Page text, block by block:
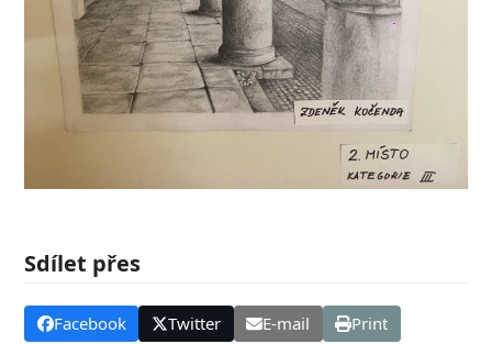
Sdílet přes
Facebook Twitter E-mail Print